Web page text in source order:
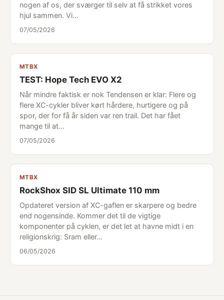
nogen af os, der sværger til selv at få strikket vores
hjul sammen. Vi…
07/05/2026
MTBX
TEST: Hope Tech EVO X2
Når mindre faktisk er nok Tendensen er klar: Flere og
flere XC-cykler bliver kørt hårdere, hurtigere og på
spor, der for få år siden var ren trail. Det har fået
mange til at…
07/05/2026
MTBX
RockShox SID SL Ultimate 110 mm
Opdateret version af XC-gaflen er skarpere og bedre
end nogensinde. Kommer det til de vigtige
komponenter på cyklen, er det let at havne midt i en
religionskrig: Sram eller…
06/05/2026